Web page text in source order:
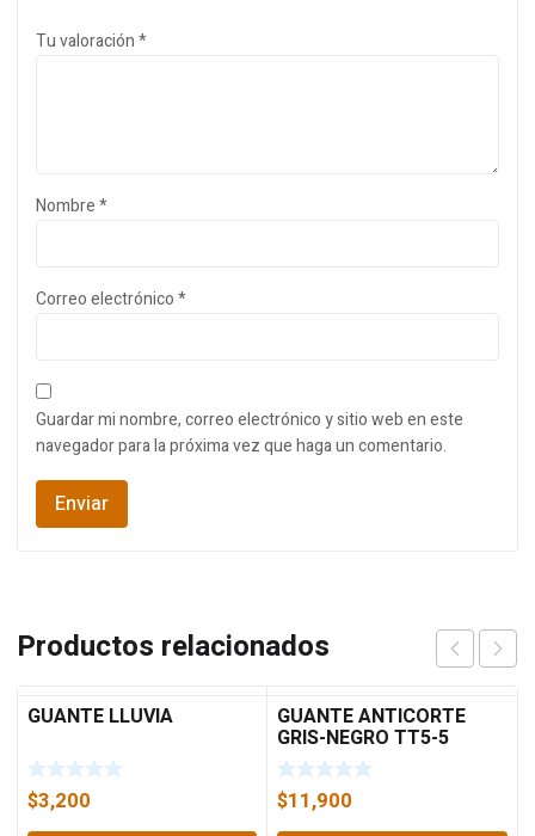
Tu valoración*
Nombre*
Correo electrónico*
Guardar mi nombre, correo electrónico y sitio web en este
navegador para la próxima vez que haga un comentario.
Productos relacionados
GUANTE LLUVIA
$3,200
GUANTE ANTICORTE
GRIS-NEGRO TT5-5
$11,900